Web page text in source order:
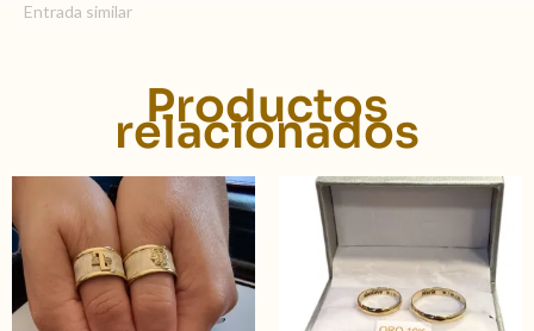
Entrada similar
Productos
relacionados
Rango
de
desde
$
hasta
$
Este
tiene
Las